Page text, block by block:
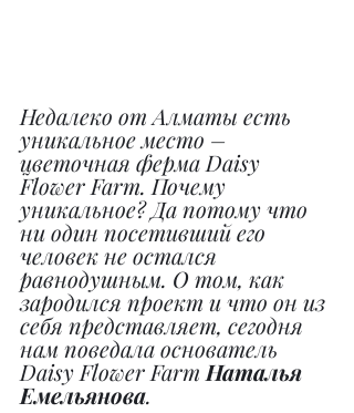
Недалеко от Алматы есть
уникальное место –
цветочная ферма Daisy
Flower Farm. Почему
уникальное? Да потому что
ни один посетивший его
человек не остался
равнодушным. О том, как
зародился проект и что он из
себя представляет, сегодня
нам поведала основатель
Daisy Flower Farm Наталья
Емельянова.